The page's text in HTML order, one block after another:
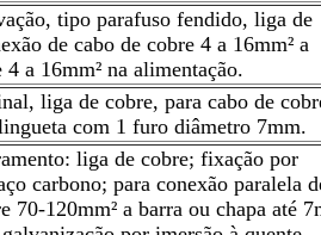
tipo parafuso fendido, liga de
de cabo de cobre 4 a 16mm² a
4 a 16mm² na alimentação.
liga de cobre, para cabo de
com 1 furo diâmetro 7mm.
liga de cobre; fixação por
carbono; para conexão paralela
70-120mm² a barra ou chapa até